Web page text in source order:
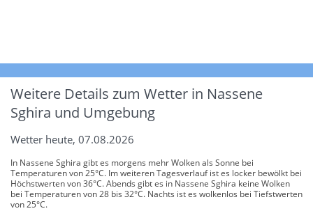
Weitere Details zum Wetter in Nassene
Sghira und Umgebung
Wetter heute, 07.08.2026
In Nassene Sghira gibt es morgens mehr Wolken als Sonne bei
Temperaturen von 25°C. Im weiteren Tagesverlauf ist es locker bewölkt bei
Höchstwerten von 36°C. Abends gibt es in Nassene Sghira keine Wolken
bei Temperaturen von 28 bis 32°C. Nachts ist es wolkenlos bei Tiefstwerten
von 25°C.